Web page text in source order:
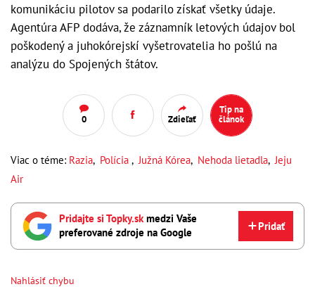
komunikáciu pilotov sa podarilo získať všetky údaje.
Agentúra AFP dodáva, že záznamník letových údajov bol
poškodený a juhokórejskí vyšetrovatelia ho pošlú na
analýzu do Spojených štátov.
0 Zdieľať
Tip na
článok
Viac o téme: Razia, Polícia , Južná Kórea, Nehoda lietadla, Jeju
Air
Pridajte si Topky.skmedzi Vaše
preferované zdroje na Google
Pridať
Nahlásiť chybu